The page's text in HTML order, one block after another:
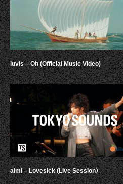
luvis – Oh (Official Music Video)
aimi – Lovesick (Live Session）